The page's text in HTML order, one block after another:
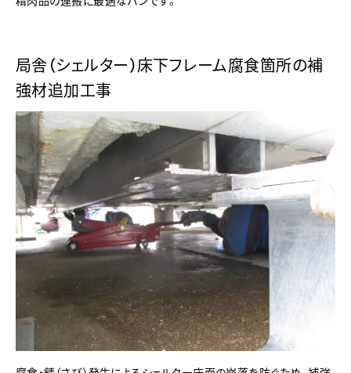
局舎（シェルター）床下フレーム腐食箇所の補
強材追加工事